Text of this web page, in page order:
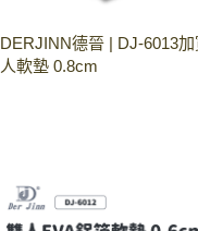
DERJINN德晉 | DJ-6013
人軟墊 0.8cm